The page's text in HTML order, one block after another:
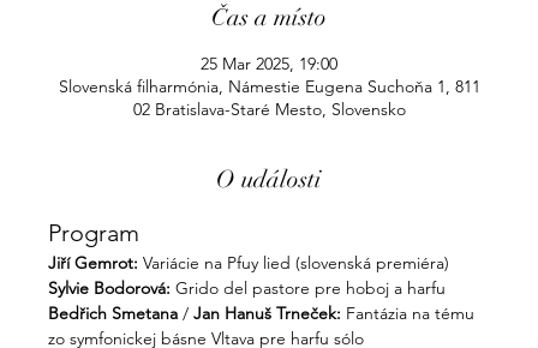
Čas a místo
25 Mar 2025, 19:00
Slovenská filharmónia, Námestie Eugena Suchoňa 1, 811
02 Bratislava-Staré Mesto, Slovensko
O události
Program
Jiří Gemrot: Variácie na Pfuy lied (slovenská premiéra)
Sylvie Bodorová: Grido del pastore pre hoboj a harfu
Bedřich Smetana / Jan Hanuš Trneček: Fantázia na tému
zo symfonickej básne Vltava pre harfu sólo